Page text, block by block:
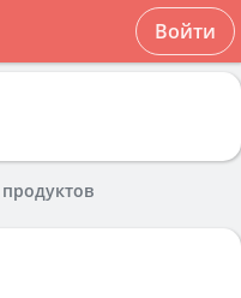
Войти
продуктов